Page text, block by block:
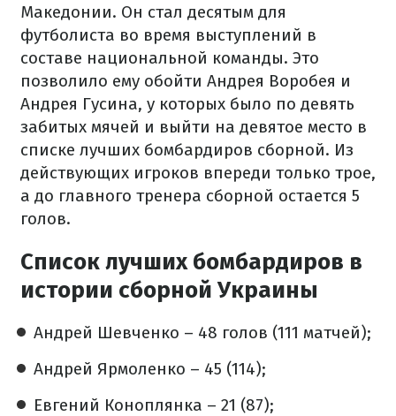
Македонии. Он стал десятым для
футболиста во время выступлений в
составе национальной команды. Это
позволило ему обойти Андрея Воробея и
Андрея Гусина, у которых было по девять
забитых мячей и выйти на девятое место в
списке лучших бомбардиров сборной. Из
действующих игроков впереди только трое,
а до главного тренера сборной остается 5
голов.
Список лучших бомбардиров в
истории сборной Украины
Андрей Шевченко – 48 голов (111 матчей);
Андрей Ярмоленко – 45 (114);
Евгений Коноплянка – 21 (87);